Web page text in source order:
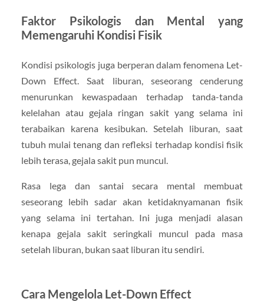
Faktor Psikologis dan Mental yang
Memengaruhi Kondisi Fisik
Kondisi psikologis juga berperan dalam fenomena Let-
Down Effect. Saat liburan, seseorang cenderung
menurunkan kewaspadaan terhadap tanda-tanda
kelelahan atau gejala ringan sakit yang selama ini
terabaikan karena kesibukan. Setelah liburan, saat
tubuh mulai tenang dan refleksi terhadap kondisi fisik
lebih terasa, gejala sakit pun muncul.
Rasa lega dan santai secara mental membuat
seseorang lebih sadar akan ketidaknyamanan fisik
yang selama ini tertahan. Ini juga menjadi alasan
kenapa gejala sakit seringkali muncul pada masa
setelah liburan, bukan saat liburan itu sendiri.
Cara Mengelola Let-Down Effect